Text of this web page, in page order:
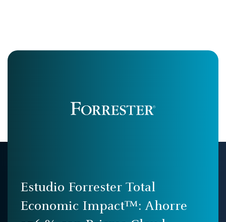
Estudio Forrester Total
Economic Impact™: Ahorre